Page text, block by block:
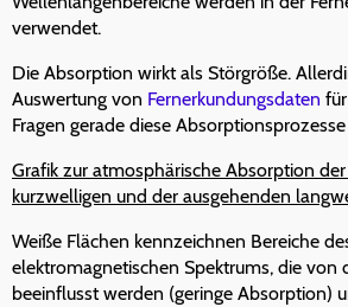
verwendet.
Die Absorption wirkt als Störgröße.
Auswertung von Fernerkundungsdaten
Fragen gerade diese
Grafik zur atmosphärische Absorption
kurzwelligen und der ausgehenden
Weiße Flächen kennzeichnen Bereiche
elektromagnetischen Spektrums, die von
beeinflusst werden (geringe Absorption)